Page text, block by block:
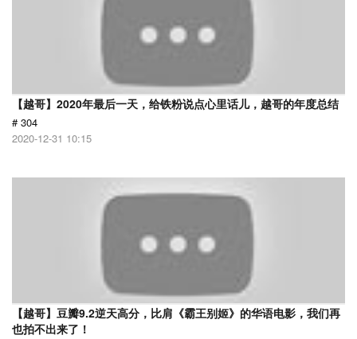
【越哥】2020年最后一天，给铁粉说点心里话儿，越哥的年度总结
# 304
2020-12-31 10:15
【越哥】豆瓣9.2逆天高分，比肩《霸王别姬》的华语电影，我们再
也拍不出来了！